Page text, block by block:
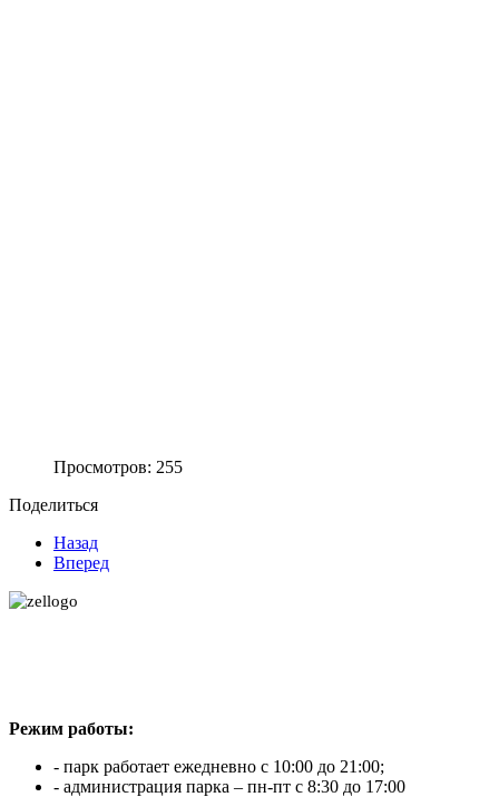
Просмотров: 255
Поделиться
Назад
Вперед
Режим работы:
- парк работает ежедневно с 10:00 до 21:00;
- администрация парка – пн-пт с 8:30 до 17:00